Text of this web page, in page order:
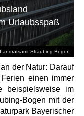
Straubing-Bogen
Urlaubsspaß
der Natur: Darauf
einen immer
beispielsweise im
Bogen mit der
Bayerischer